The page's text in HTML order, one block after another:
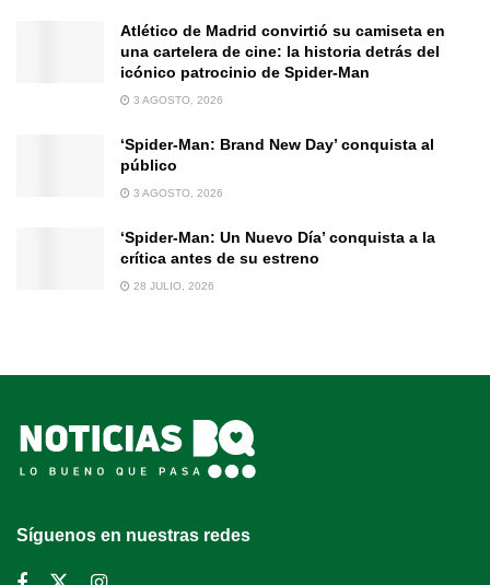
Atlético de Madrid convirtió su camiseta en
una cartelera de cine: la historia detrás del
icónico patrocinio de Spider-Man
3 AGOSTO, 2026
‘Spider-Man: Brand New Day’ conquista al
público
3 AGOSTO, 2026
‘Spider-Man: Un Nuevo Día’ conquista a la
crítica antes de su estreno
28 JULIO, 2026
Síguenos en nuestras redes